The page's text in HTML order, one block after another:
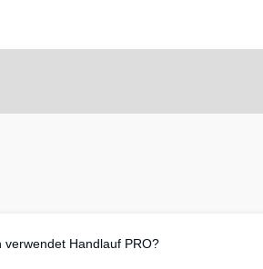
verwendet Handlauf PRO?